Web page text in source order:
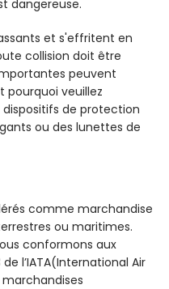
dangereuse.
et s'effritent en
collision doit être
peuvent
pourquoi veuillez
de protection
ou des lunettes de
comme marchandise
ou maritimes.
conformons aux
l’IATA(International Air